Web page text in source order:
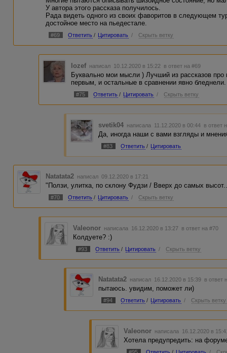
У автора этого рассказа получилось.
Рада видеть одного из своих фаворитов в следующем
достойное место на пьедестале.
#69 Ответить / Цитировать / Скрыть ветку
Iozef написал 10.12.2020 в 15:22 в ответ на #69
Буквально мои мысли ) Лучший из рассказов про
первым, и остальные в сравнении явно
#75 Ответить / Цитировать / Скрыть ветку
svetik04 написала 11.12.2020 в 00:44 в ответ
Да, иногда наши с вами взгляды и
#83 Ответить / Цитировать
Natatata2 написал 09.12.2020 в 17:21
"Ползи, улитка, по склону Фудзи / Вверх до самых
#70 Ответить / Цитировать / Скрыть ветку
Valeonor написала 16.12.2020 в 13:27 в ответ на #70
Колдуете? :)
#93 Ответить / Цитировать / Скрыть ветку
Natatata2 написал 16.12.2020 в 15:39 в ответ
пытаюсь. увидим, поможет ли)
#94 Ответить / Цитировать / Скрыть ветку
Valeonor написала 16.12.2020 в
Хотела предупредить: на